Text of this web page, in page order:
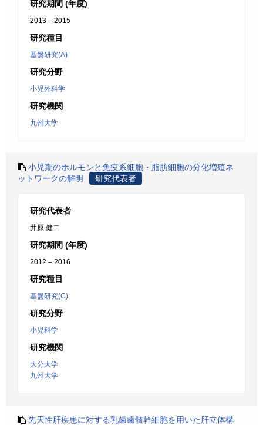
研究期間 (年度)
2013 – 2015
研究種目
基盤研究(A)
研究分野
小児外科学
研究機関
九州大学
小児期のホルモンと免疫系細胞・脂肪細胞の分化増殖ネ
ットワークの解明
研究代表者
研究代表者
井原 健二
研究期間 (年度)
2012 – 2016
研究種目
基盤研究(C)
研究分野
小児科学
研究機関
大分大学
九州大学
先天性肝疾患に対する乳歯歯髄幹細胞を用いた肝立体構